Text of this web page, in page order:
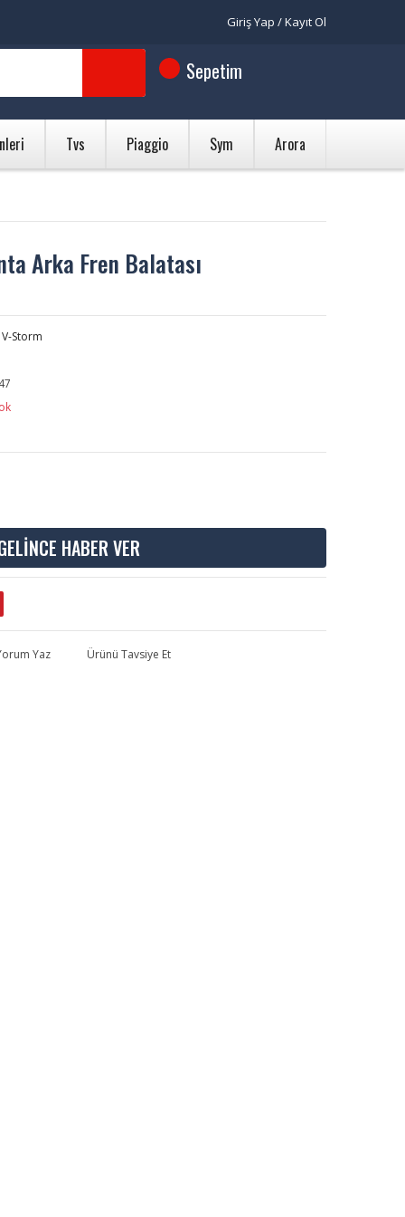
Giriş Yap / Kayıt Ol
Sepetim
Tvs Piaggio Sym Arora
Arka Fren Balatası
Storm
HABER VER
Yaz Ürünü Tavsiye Et